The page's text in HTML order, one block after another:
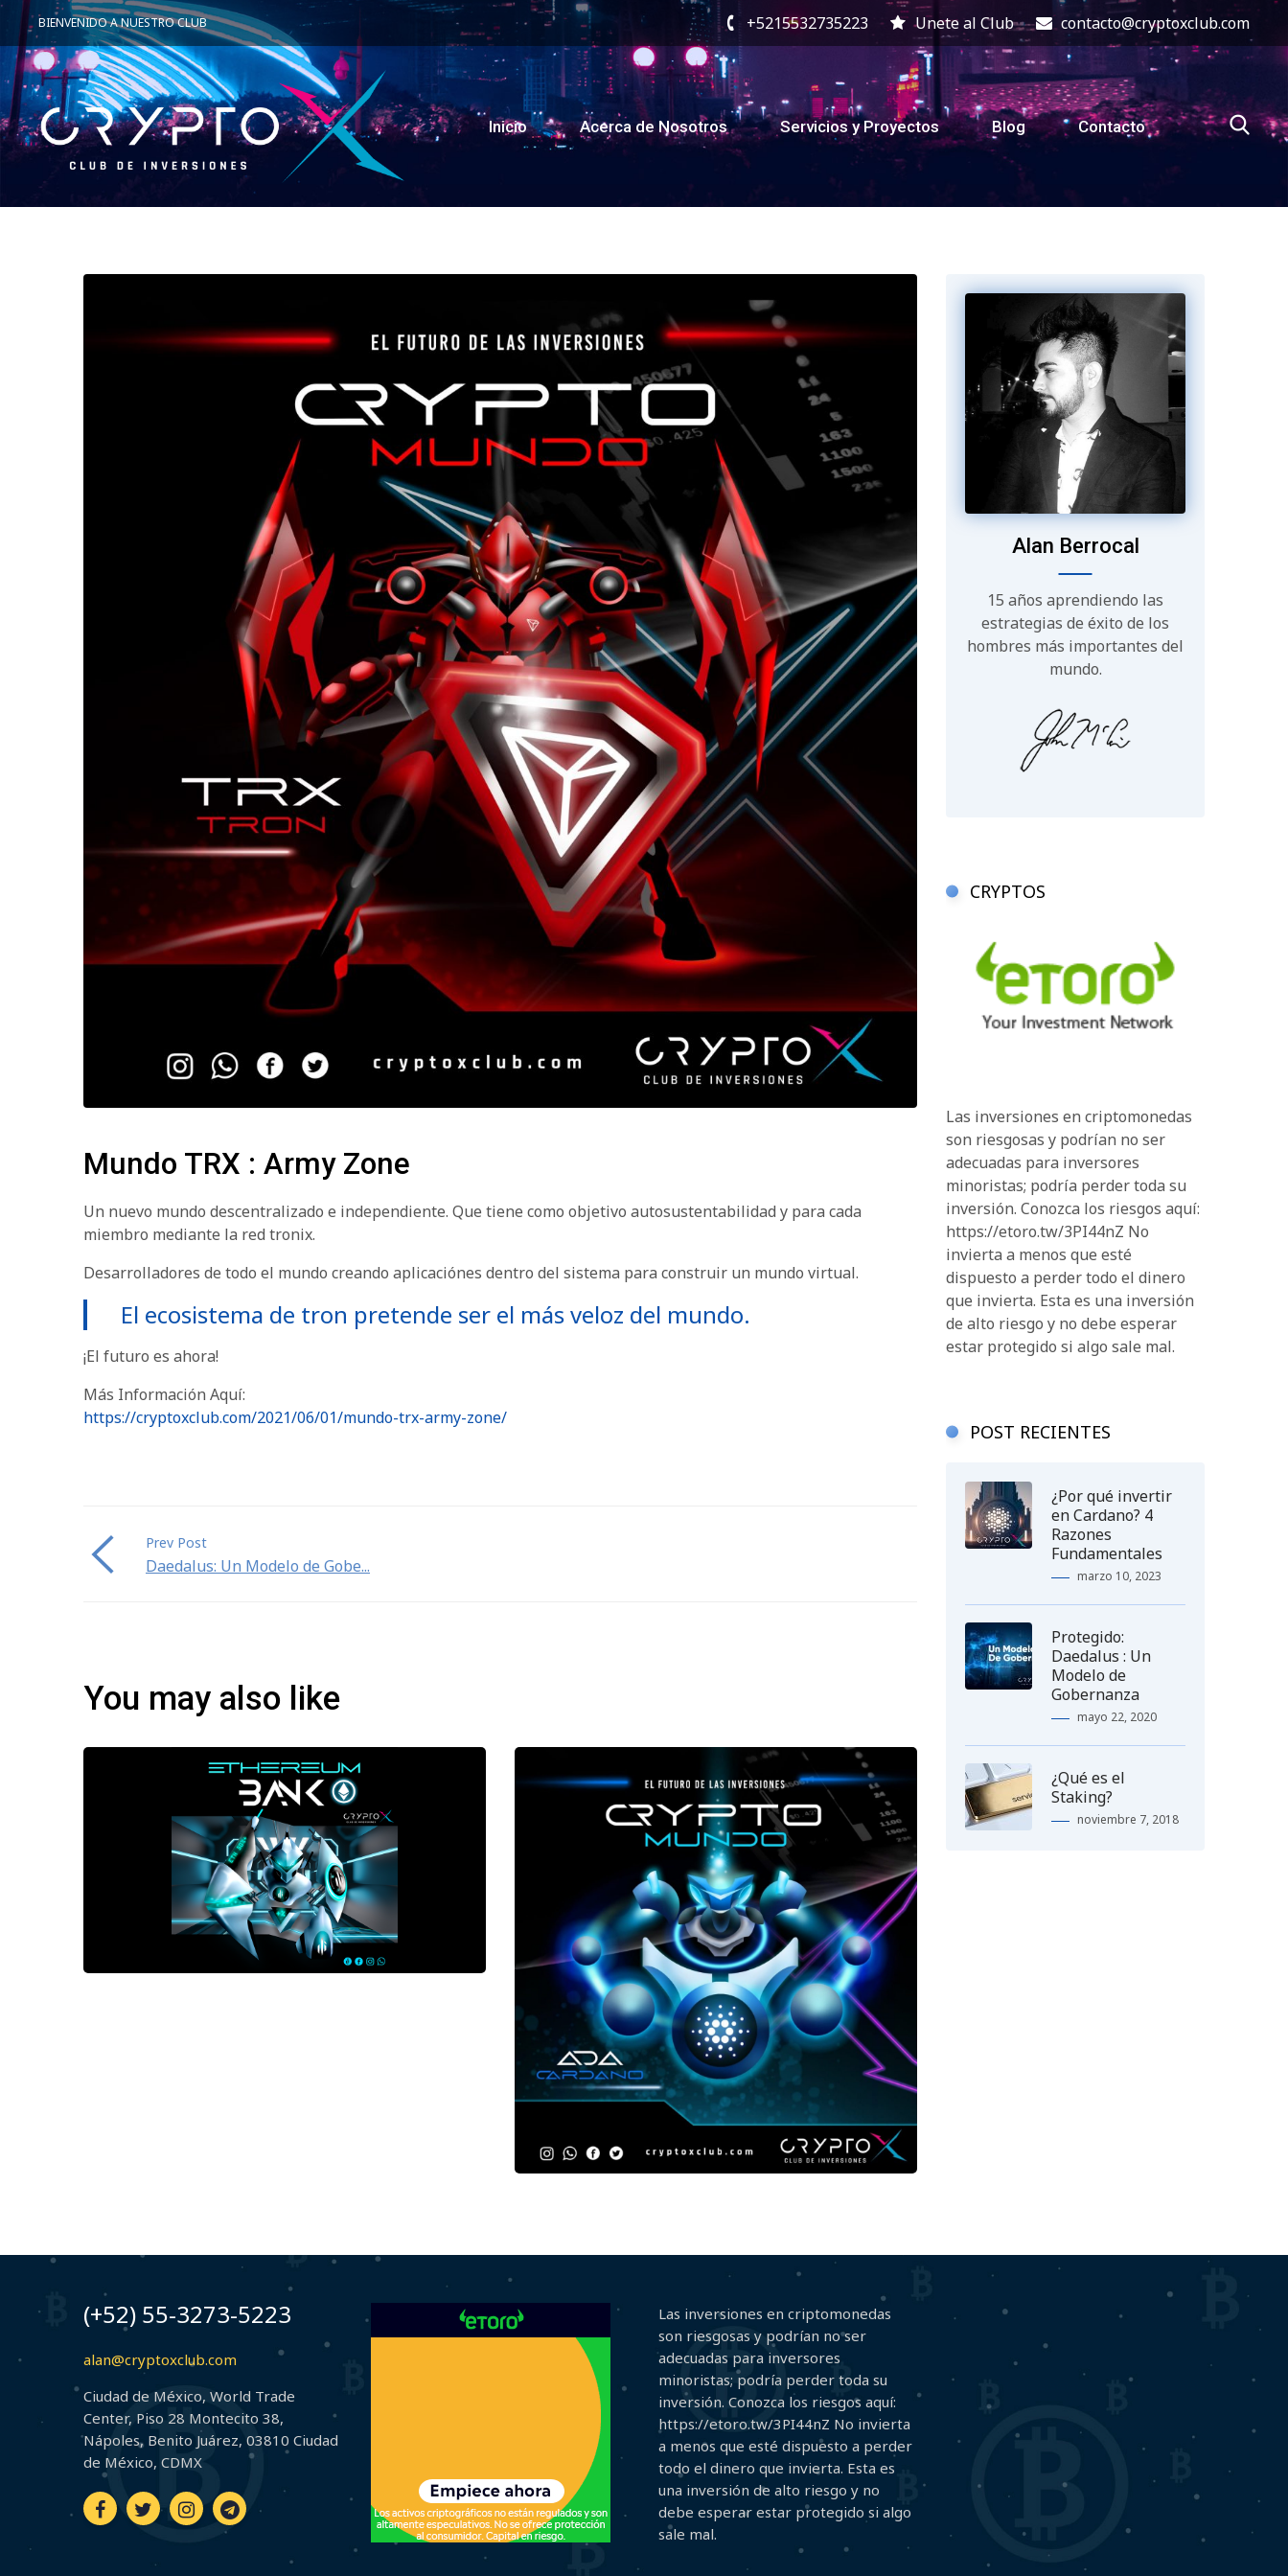
BIENVENIDO A NUESTRO CLUB +5215532735223 Unete al Club contacto@cryptoxclub.com
Inicio Acerca de Nosotros Servicios y Proyectos Blog Contacto
Alan Berrocal
15 años aprendiendo las
estrategias de éxito de los
hombres más importantes del
mundo.
CRYPTOS
Las inversiones en criptomonedas
son riesgosas y podrían no ser
adecuadas para inversores
minoristas; podría perder toda su
inversión. Conozca los riesgos aquí:
https://etoro.tw/3PI44nZ No
invierta a menos que esté
dispuesto a perder todo el dinero
que invierta. Esta es una inversión
de alto riesgo y no debe esperar
estar protegido si algo sale mal.
POST RECIENTES
¿Por qué invertir
en Cardano? 4
Razones
Fundamentales
marzo 10, 2023
Protegido:
Daedalus : Un
Modelo de
Gobernanza
mayo 22, 2020
¿Qué es el
Staking?
noviembre 7, 2018
Mundo TRX : Army Zone
Un nuevo mundo descentralizado e independiente. Que tiene como objetivo autosustentabilidad y para cada
miembro mediante la red tronix.
Desarrolladores de todo el mundo creando aplicaciónes dentro del sistema para construir un mundo virtual.
El ecosistema de tron pretende ser el más veloz del mundo.
¡El futuro es ahora!
Más Información Aquí:
https://cryptoxclub.com/2021/06/01/mundo-trx-army-zone/
Prev Post
Daedalus: Un Modelo de Gobe...
You may also like
(+52) 55-3273-5223
alan@cryptoxclub.com
Ciudad de México, World Trade
Center, Piso 28 Montecito 38,
Nápoles, Benito Juárez, 03810 Ciudad
de México, CDMX
Las inversiones en criptomonedas
son riesgosas y podrían no ser
adecuadas para inversores
minoristas; podría perder toda su
inversión. Conozca los riesgos aquí:
https://etoro.tw/3PI44nZ No invierta
a menos que esté dispuesto a perder
todo el dinero que invierta. Esta es
una inversión de alto riesgo y no
debe esperar estar protegido si algo
sale mal.